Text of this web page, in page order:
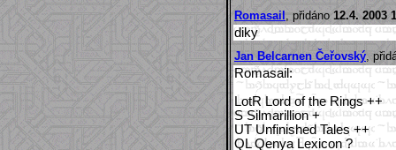
Romasail , přidáno 12.4. 2003
diky
Jan Belcarnen Čeřovský ,
Romasail:
LotR Lord of the Rings ++
S Silmarillion +
UT Unfinished Tales ++
QL Qenya Lexicon ?